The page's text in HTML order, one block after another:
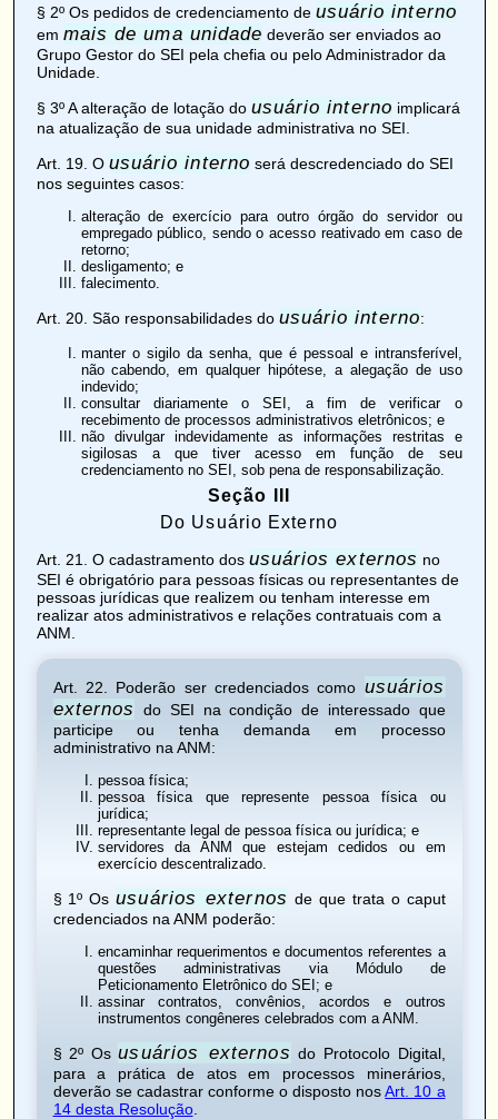
§ 2º Os pedidos de credenciamento de usuário interno
em mais de uma unidade deverão ser enviados ao
Grupo Gestor do SEI pela chefia ou pelo Administrador da
Unidade.
§ 3º A alteração de lotação do usuário interno implicará
na atualização de sua unidade administrativa no SEI.
Art. 19. O usuário interno será descredenciado do SEI
nos seguintes casos:
alteração de exercício para outro órgão do servidor ou
empregado público, sendo o acesso reativado em caso de
retorno;
desligamento; e
falecimento.
Art. 20. São responsabilidades do usuário interno:
manter o sigilo da senha, que é pessoal e intransferível,
não cabendo, em qualquer hipótese, a alegação de uso
indevido;
consultar diariamente o SEI, a fim de verificar o
recebimento de processos administrativos eletrônicos; e
não divulgar indevidamente as informações restritas e
sigilosas a que tiver acesso em função de seu
credenciamento no SEI, sob pena de responsabilização.
Seção III
Do Usuário Externo
Art. 21 . O cadastramento dos usuários externos no
SEI é obrigatório para pessoas físicas ou representantes de
pessoas jurídicas que realizem ou tenham interesse em
realizar atos administrativos e relações contratuais com a
ANM.
Art. 22 . Poderão ser credenciados como usuários
externos do SEI na condição de interessado que
participe ou tenha demanda em processo
administrativo na ANM:
pessoa física;
pessoa física que represente pessoa física ou
jurídica;
representante legal de pessoa física ou jurídica; e
servidores da ANM que estejam cedidos ou em
exercício descentralizado.
§ 1º Osusuários externos de que trata o caput
credenciados na ANM poderão:
encaminhar requerimentos e documentos referentes a
questões administrativas via Módulo de
Peticionamento Eletrônico do SEI; e
assinar contratos, convênios, acordos e outros
instrumentos congêneres celebrados com a ANM.
§ 2º Osusuários externos do Protocolo Digital,
para a prática de atos em processos minerários,
deverão se cadastrar conforme o disposto nosArt. 10 a
14 desta Resolução.